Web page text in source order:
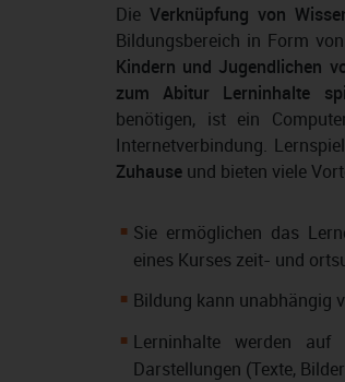
Die Verknüpfung von
Bildungsbereich in Form
Kindern und Jugendlichen
zum Abitur Lerninhalte
benötigen, ist ein
Internetverbindung.
Zuhause und bieten viele
Sie ermöglichen das
eines Kurses zeit- und
Bildung kann unabhängig
Lerninhalte werden auf
Darstellungen (Texte,